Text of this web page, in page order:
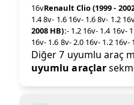
16vRenault Clio (1999 -
1.4 8v- 1.6 16v- 1.6 8v- 1.2
2008 HB):- 1.2 16v- 1.4 16v-
16v- 1.6 8v- 2.0 16v- 1.2 16v-
Diğer 7 uyumlu araç
uyumlu araçlar